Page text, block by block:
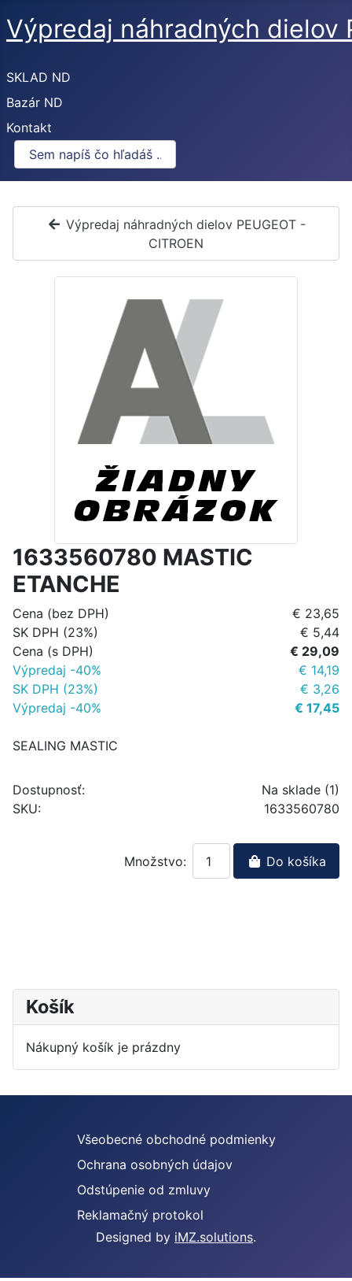
Výpredaj náhradných dielov
SKLAD ND
Bazár ND
Kontakt
Výpredaj náhradných dielov PEUGEOT -
CITROEN
1633560780 MASTIC
ETANCHE
Cena (bez DPH)
€ 23,65
SK DPH (23%)
€ 5,44
Cena (s DPH)
€ 29,09
Výpredaj -40%
€ 14,19
SK DPH (23%)
€ 3,26
Výpredaj -40%
€ 17,45
SEALING MASTIC
Dostupnosť:
Na sklade (1)
SKU:
1633560780
Množstvo: Do košíka
Košík
Nákupný košík je prázdny
Všeobecné obchodné podmienky
Ochrana osobných údajov
Odstúpenie od zmluvy
Reklamačný protokol
Designed by iMZ.solutions.